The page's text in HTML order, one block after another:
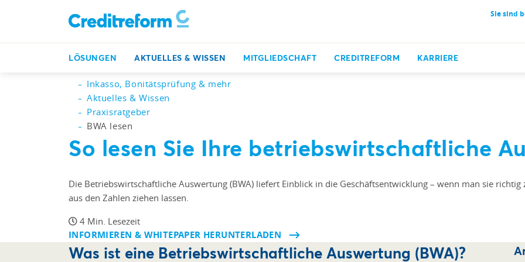
Sie sind
LÖSUNGEN AKTUELLES & WISSEN MITGLIEDSCHAFT CREDITREFORM KARRIERE
Inkasso, Bonitätsprüfung & mehr
Aktuelles & Wissen
Praxisratgeber
BWA lesen
So lesen Sie Ihre betriebswirtschaftliche
Die Betriebswirtschaftliche Auswertung (BWA) liefert Einblick in die Geschäftsentwicklung – wenn man sie
aus den Zahlen ziehen lassen.
4 Min. Lesezeit
INFORMIEREN & WHITEPAPER HERUNTERLADEN
Was ist eine Betriebswirtschaftliche Auswertung (BWA)?